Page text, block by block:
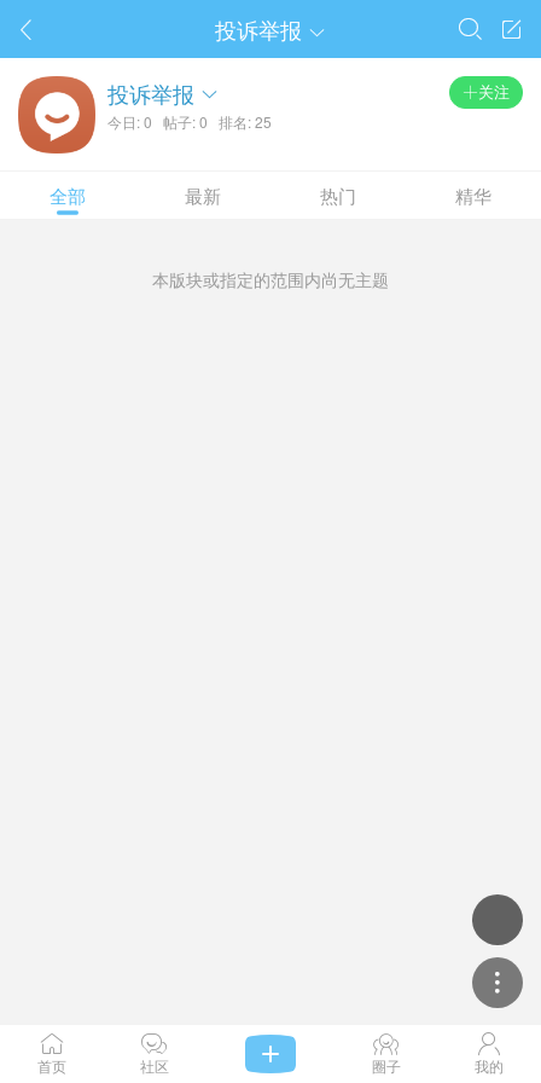
 

投诉举报 
投诉举报 
今日: 0 帖子: 0 排名: 25
关注
全部 最新 热门 精华
本版块或指定的范围内尚无主题

首页

社区

圈子

我的